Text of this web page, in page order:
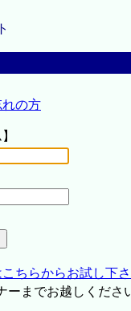
の方
ちらからお試し下
までお越しくださ